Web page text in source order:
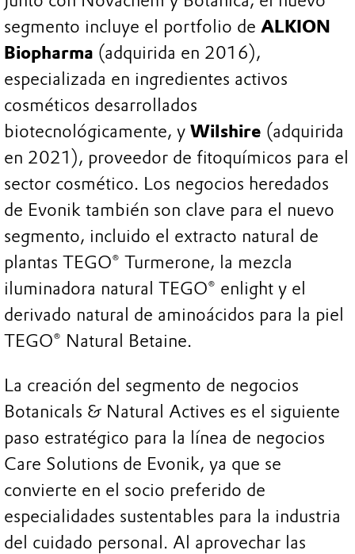
segmento incluye el portfolio de ALKION
Biopharma (adquirida en 2016),
especializada en ingredientes activos
cosméticos desarrollados
biotecnológicamente, y Wilshire (adquirida
en 2021), proveedor de fitoquímicos para el
sector cosmético. Los negocios heredados
de Evonik también son clave para el nuevo
segmento, incluido el extracto natural de
plantas TEGO® Turmerone, la mezcla
iluminadora natural TEGO® enlight y el
derivado natural de aminoácidos para la piel
TEGO® Natural Betaine.
La creación del segmento de negocios
Botanicals & Natural Actives es el siguiente
paso estratégico para la línea de negocios
Care Solutions de Evonik, ya que se
convierte en el socio preferido de
especialidades sustentables para la industria
del cuidado personal. Al aprovechar las